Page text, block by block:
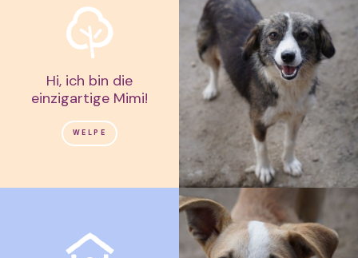
Hi, ich bin die
einzigartige Mimi!
WELPE